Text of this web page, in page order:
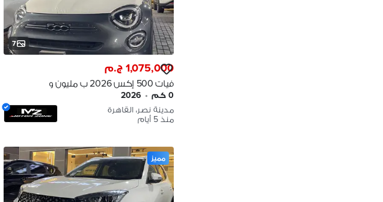
7
1,075,000 ج.م
فيات 500 إكس 2026 ب مليون و
٧٥ الف FAIT X500
0 كم •
2026
مدينة نصر، القاهرة
منذ 5 أيام
مميز